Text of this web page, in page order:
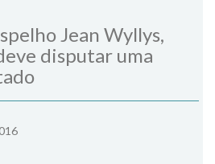
Jean Wyllys,
disputar uma